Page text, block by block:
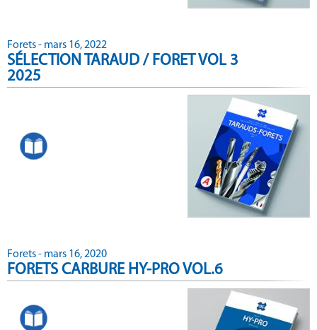
Forets - mars 16, 2022
SÉLECTION TARAUD / FORET VOL 3
2025
Forets - mars 16, 2020
FORETS CARBURE HY-PRO VOL.6